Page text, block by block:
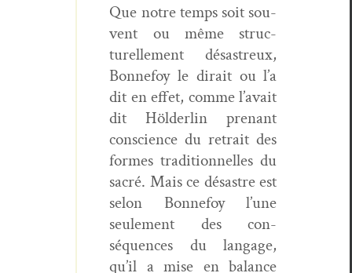
Que notre temps soit sou­
vent ou même struc­
turelle­ment désas­treux,
Bon­nefoy le dirait ou l’a
dit en effet, comme l’avait
dit Hölder­lin prenant
con­science du retrait des
formes tra­di­tion­nelles du
sacré. Mais ce désas­tre est
selon Bon­nefoy l’une
seule­ment des con­
séquences du lan­gage,
qu’il a mise en bal­ance